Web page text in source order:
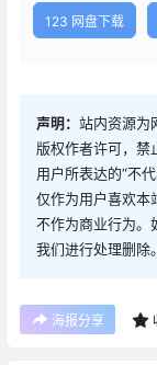
123 网盘下载
声明： 站内资源为
版权作者许可，禁
用户所表达的“不
仅作为用户喜欢本
不作为商业行为。
我们进行处理删除。
海报分享